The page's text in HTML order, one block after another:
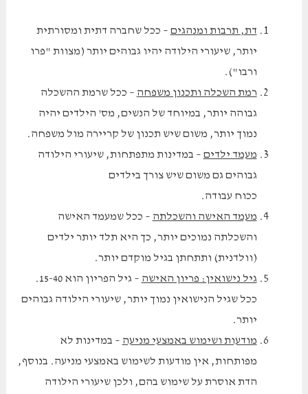
דת, תרבות ומנהגים – ככל שחברה דתית ומסורתית
יותר, שיעורי הילודה יהיו גבוהים יותר (מצוות "פרו
ורבו").
רמת השכלה ותכנון משפחה – ככל שרמת ההשכלה
גבוהה יותר, במיוחד של הנשים, מס' הילדים יהיה
נמוך יותר, משום שיש תכנון של קריירה מול משפחה.
מעמד ילדים – במדינות מתפתחות, שיעורי הילודה
גבוהים גם משום שיש צורך בילדים
ככוח עבודה.
מעמד האישה והשכלתה – ככל שמעמד האישה
והשכלתה נמוכים יותר, כך היא תלד יותר ילדים
(וולדנית) ותתחתן בגיל מוקדם יותר.
גיל נישואין: פריון האישה
– גיל הפריון הוא 15-40.
ככל שגיל הנישואין נמוך יותר, שיעורי הילודה גבוהים
יותר.
מודעות ושימוש באמצעי מניעה – במדינות לא
מפותחות, אין מודעות לשימוש באמצעי מניעה. בנוסף,
הדת אוסרת על שימוש בהם, ולכן שיעורי הילודה